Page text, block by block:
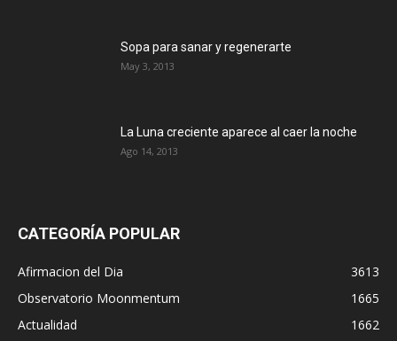
Sopa para sanar y regenerarte
May 3, 2013
La Luna creciente aparece al caer la noche
Ago 14, 2013
CATEGORÍA POPULAR
Afirmacion del Dia
3613
Observatorio Moonmentum
1665
Actualidad
1662